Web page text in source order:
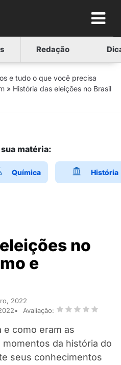
Redação
e tudo o que você precisa
» História das eleições no Brasil
matéria:
Química História
no
e
2022
Avaliação:
e como eram as
da história do
seus conhecimentos